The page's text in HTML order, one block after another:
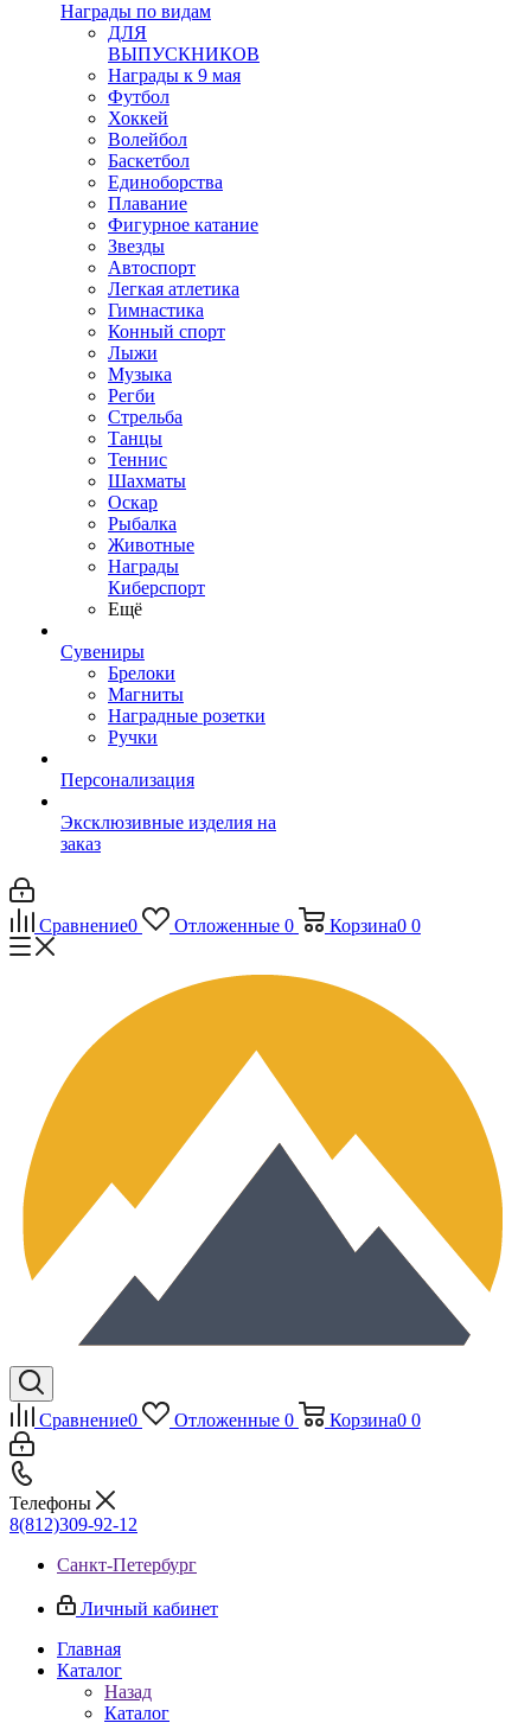
Награды по видам
ДЛЯ
ВЫПУСКНИКОВ
Награды к 9 мая
Футбол
Хоккей
Волейбол
Баскетбол
Единоборства
Плавание
Фигурное катание
Звезды
Автоспорт
Легкая атлетика
Гимнастика
Конный спорт
Лыжи
Музыка
Регби
Стрельба
Танцы
Теннис
Шахматы
Оскар
Рыбалка
Животные
Награды
Киберспорт
Ещё
Сувениры
Брелоки
Магниты
Наградные розетки
Ручки
Персонализация
Эксклюзивные изделия на
заказ
Сравнение0 Отложенные 0 Корзина0 0
Сравнение0 Отложенные 0 Корзина0 0
Телефоны
8(812)309-92-12
Санкт-Петербург
Личный кабинет
Главная
Каталог
Назад
Каталог